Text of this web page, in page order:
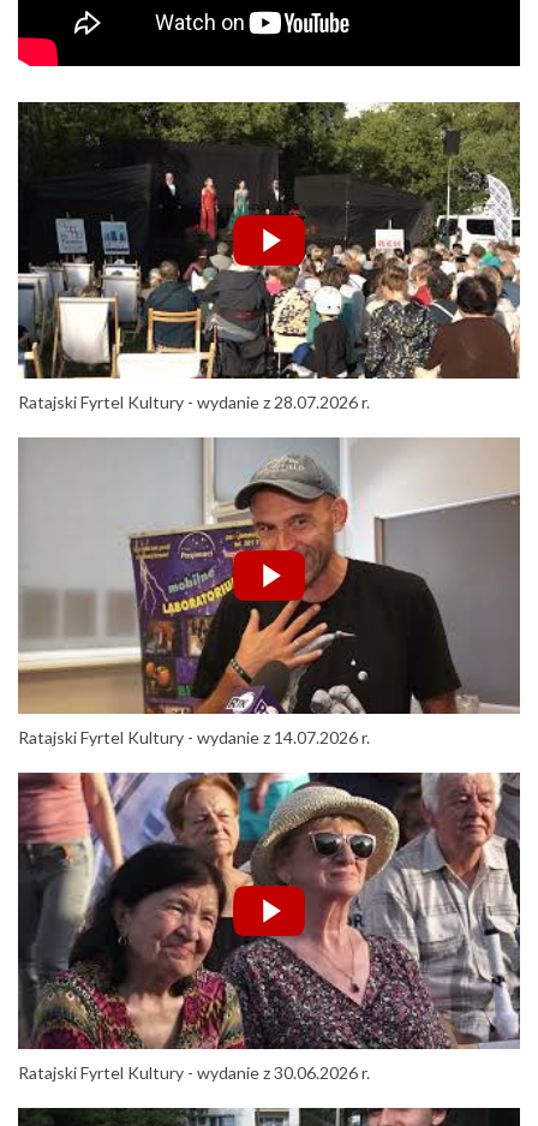
Ratajski Fyrtel Kultury - wydanie z 28.07.2026 r.
Ratajski Fyrtel Kultury - wydanie z 14.07.2026 r.
Ratajski Fyrtel Kultury - wydanie z 30.06.2026 r.